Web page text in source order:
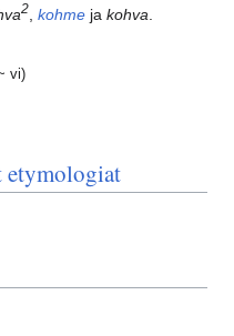
2 kohme ja kohva
vi)
etymologiat